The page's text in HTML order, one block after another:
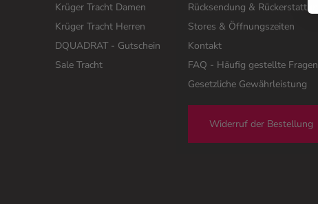
Krüger Tracht Damen
Krüger Tracht Herren
DQUADRAT - Gutschein
Sale Tracht
Rücksendung & Rückerstattung
Stores & Öffnungszeiten
Kontakt
FAQ - Häufig gestellte Fragen
Gesetzliche Gewährleistung
Widerruf der Bestellung